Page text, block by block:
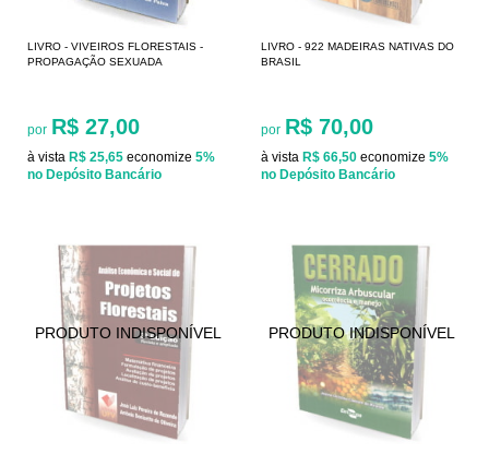
LIVRO - VIVEIROS FLORESTAIS -
PROPAGAÇÃO SEXUADA
por R$ 27,00
à vista R$ 25,65 economize 5%
no Depósito Bancário
LIVRO - 922 MADEIRAS NATIVAS DO
BRASIL
por R$ 70,00
à vista R$ 66,50 economize 5%
no Depósito Bancário